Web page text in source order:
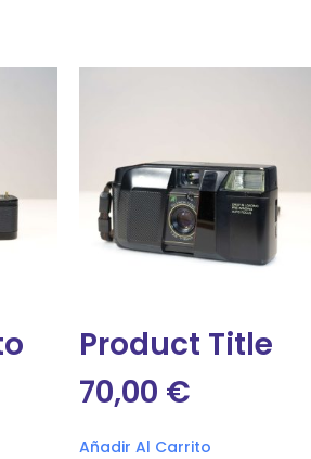
Product Title
70,00 €
Añadir Al Carrito